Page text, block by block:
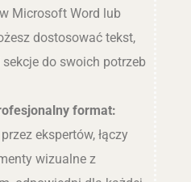
Microsoft Word lub
dostosować tekst,
do swoich potrzeb
format:
ekspertów, łączy
wizualne z